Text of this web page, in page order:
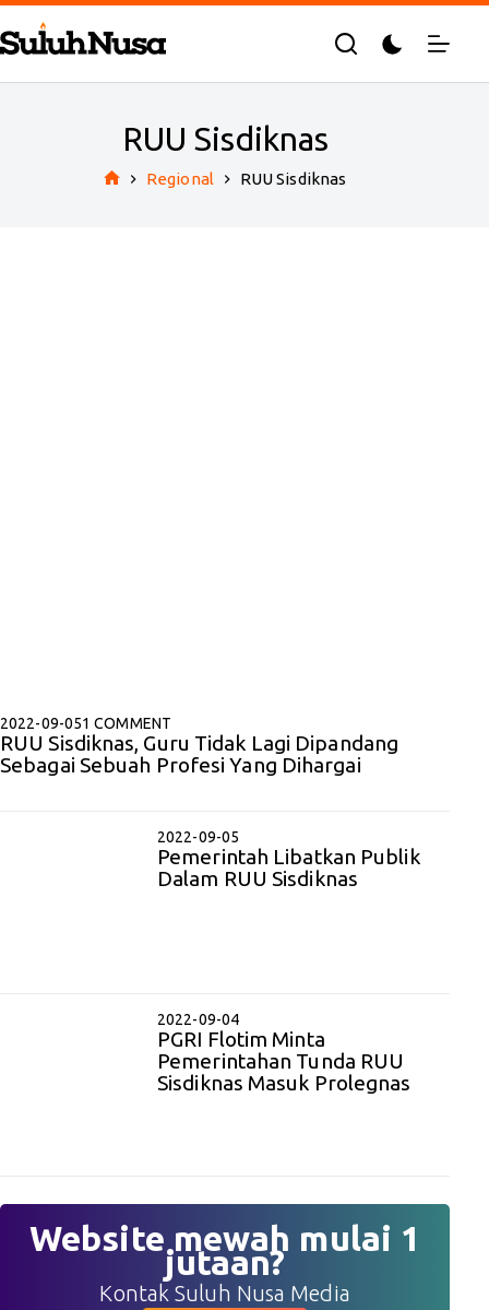
Skip
to
content
RUU Sisdiknas
Regional RUU Sisdiknas
2022-09-051 COMMENT
RUU Sisdiknas, Guru Tidak Lagi Dipandang
Sebagai Sebuah Profesi Yang Dihargai
2022-09-05
Pemerintah Libatkan Publik
Dalam RUU Sisdiknas
2022-09-04
PGRI Flotim Minta
Pemerintahan Tunda RUU
Sisdiknas Masuk Prolegnas
Website mewah mulai 1
jutaan?
Kontak Suluh Nusa Media